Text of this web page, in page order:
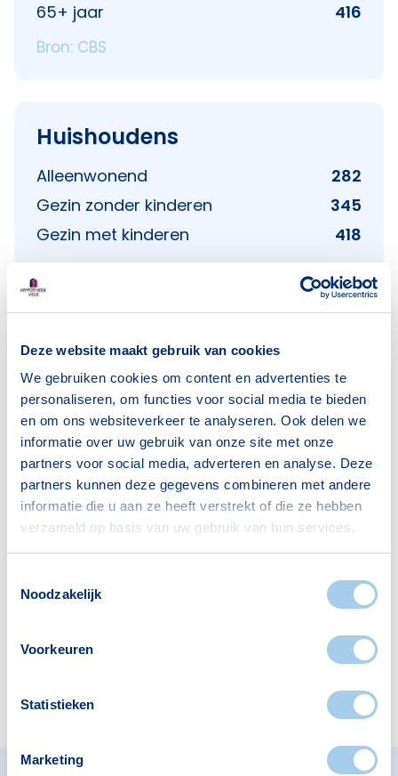
Deze website maakt gebruik van cookies
We gebruiken cookies om content en advertenties te
personaliseren, om functies voor social media te bieden
en om ons websiteverkeer te analyseren. Ook delen we
informatie over uw gebruik van onze site met onze
partners voor social media, adverteren en analyse. Deze
partners kunnen deze gegevens combineren met andere
informatie die u aan ze heeft verstrekt of die ze hebben
verzameld op basis van uw gebruik van hun services.
Noodzakelijk
Voorkeuren
Statistieken
Marketing
65+ jaar
416
Bron: CBS
Huishoudens
Alleenwonend
282
Gezin zonder kinderen
345
Gezin met kinderen
418
Bron: CBS
Voorzieningen in De Held
Deze wijk heeft het allemaal voor je. Zo vind je
er:
4